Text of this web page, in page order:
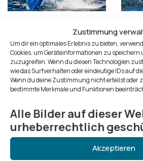
Zustimmung
Um dir ein optimales Erlebnis zu bieten,
Cookies, um Geräteinformationen zu
zuzugreifen. Wenn du diesen Technologien
wie das Surfverhalten oder eindeutige IDs auf
Wenn du deine Zustimmung nicht erteilst oder
bestimmte Merkmale und Funktionen
Alle Bilder auf dieser
urheberrechtlich
Akzeptieren